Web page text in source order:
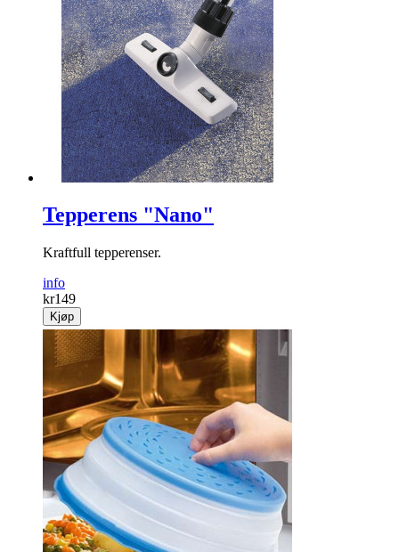
Tepperens "Nano"
Kraftfull tepperenser.
info
kr149
Kjøp